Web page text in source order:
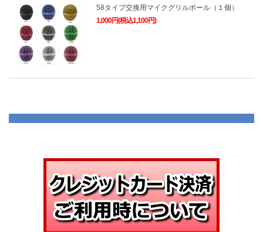
58タイプ交換用マイクグリルボール（１個）
1,000円(税込1,100円)